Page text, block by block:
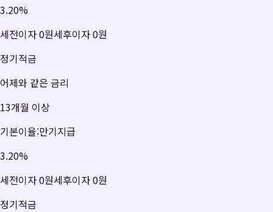
3.20%
세전이자0원세후이자0원
정기적금
어제와 같은 금리
13개월 이상
기본이율:만기지급
3.20%
세전이자0원세후이자0원
정기적금